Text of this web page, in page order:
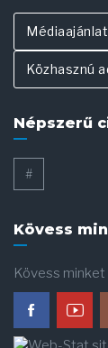
Médiaajánlat
Közhasznú
Népszerű
#
Kövess
Kövess